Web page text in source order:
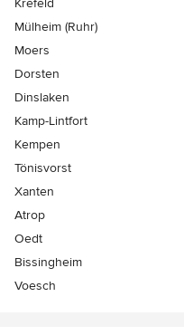
Mülheim (Ruhr)
Moers
Dorsten
Dinslaken
Kamp-Lintfort
Kempen
Tönisvorst
Xanten
Atrop
Oedt
Bissingheim
Voesch